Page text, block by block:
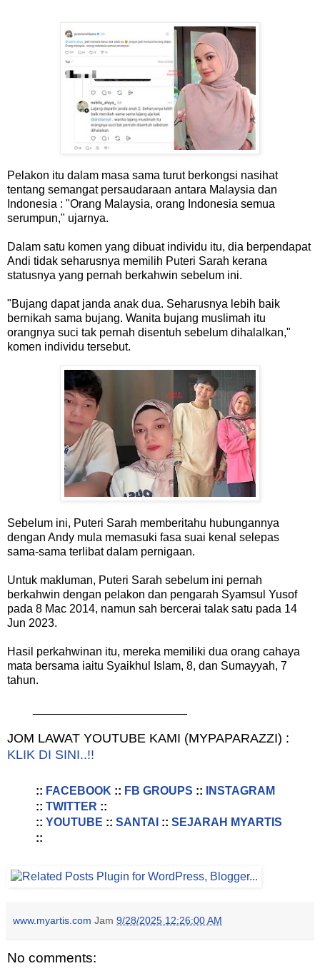
Pelakon itu dalam masa sama turut berkongsi nasihat
tentang semangat persaudaraan antara Malaysia dan
Indonesia : "Orang Malaysia, orang Indonesia semua
serumpun," ujarnya.
Dalam satu komen yang dibuat individu itu, dia berpendapat
Andi tidak seharusnya memilih Puteri Sarah kerana
statusnya yang pernah berkahwin sebelum ini.
"Bujang dapat janda anak dua. Seharusnya lebih baik
bernikah sama bujang. Wanita bujang muslimah itu
orangnya suci tak pernah disentuh sebelum dihalalkan,"
komen individu tersebut.
Sebelum ini, Puteri Sarah memberitahu hubungannya
dengan Andy mula memasuki fasa suai kenal selepas
sama-sama terlibat dalam pernigaan.
Untuk makluman, Puteri Sarah sebelum ini pernah
berkahwin dengan pelakon dan pengarah Syamsul Yusof
pada 8 Mac 2014, namun sah bercerai talak satu pada 14
Jun 2023.
Hasil perkahwinan itu, mereka memiliki dua orang cahaya
mata bersama iaitu Syaikhul Islam, 8, dan Sumayyah, 7
tahun.
JOM LAWAT YOUTUBE KAMI (MYPAPARAZZI) :
KLIK DI SINI..!!
:: FACEBOOK :: FB GROUPS ::
INSTAGRAM
:: TWITTER ::
:: YOUTUBE :: SANTAI :: SEJARAH MYARTIS
::
www.myartis.com Jam 9/28/2025 12:26:00 AM
No comments: